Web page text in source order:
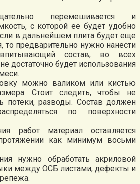
перемешивается и
с которой ее будет удобно
в дальнейшем плита будет еще
то предварительно нужно нанести
состав, во всех
достаточно будет использования
можно валиком или кистью
Стоит следить, чтобы не
потеки, разводы. Состав должен
по поверхности
работ материал оставляется
как минимум восьми
нужно обработать акриловой
между ОСБ листами, дефекты и